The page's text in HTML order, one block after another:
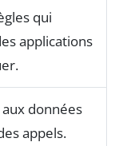
qui
applications
données
appels.